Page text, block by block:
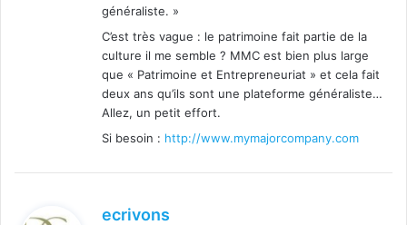
généraliste. »
C’est très vague : le patrimoine fait partie de la
culture il me semble ? MMC est bien plus large
que « Patrimoine et Entrepreneuriat » et cela fait
deux ans qu’ils sont une plateforme généraliste…
Allez, un petit effort.
Si besoin : http://www.mymajorcompany.com
ecrivons